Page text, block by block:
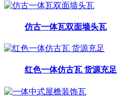
仿古一体瓦双面墙头瓦
红色一体仿古瓦 货源充足